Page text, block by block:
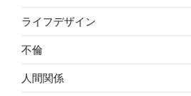
ライフデザイン
不倫
人間関係